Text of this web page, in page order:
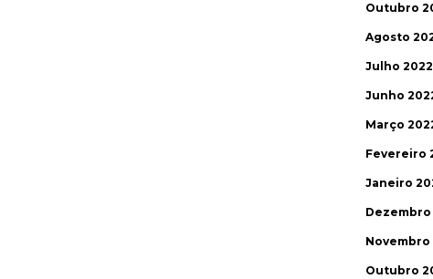
Outubro
Agosto
Julho 2022
Junho
Março
Fevereiro
Janeiro
Dezembro
Novembro
Outubro